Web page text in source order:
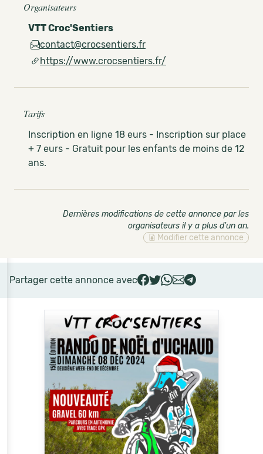
Organisateurs
VTT Croc'Sentiers
contact@crocsentiers.fr
https://www.crocsentiers.fr/
Tarifs
Inscription en ligne 18 eurs - Inscription sur place
+ 7 eurs - Gratuit pour les enfants de moins de 12
ans.
Dernières modifications de cette annonce par les
organisateurs il y a plus d'un an.
Modifier cette annonce
Partager cette annonce avec